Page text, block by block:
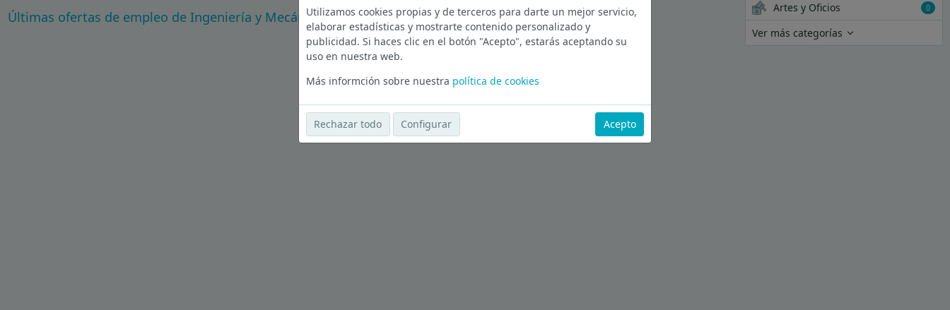
Últimas ofertas de empleo de Ingeniería y Mecánica en Lleida
Ver más ofertas
Artes y Oficios 0
Ver más categorías
Utilizamos cookies propias y de terceros para darte un mejor servicio,
elaborar estadísticas y mostrarte contenido personalizado y
publicidad. Si haces clic en el botón "Acepto", estarás aceptando su
uso en nuestra web.
Más informción sobre nuestra política de cookies
Rechazar todo Configurar Acepto